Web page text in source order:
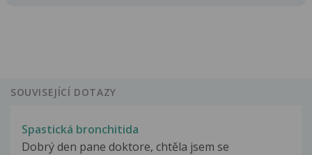
SOUVISEJÍCÍ DOTAZY
Spastická bronchitida
Dobrý den pane doktore, chtěla jsem se